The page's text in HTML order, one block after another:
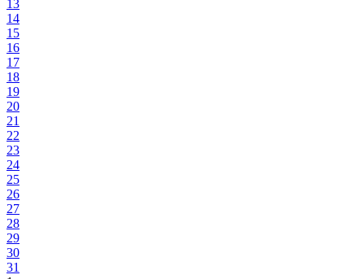
13
14
15
16
17
18
19
20
21
22
23
24
25
26
27
28
29
30
31